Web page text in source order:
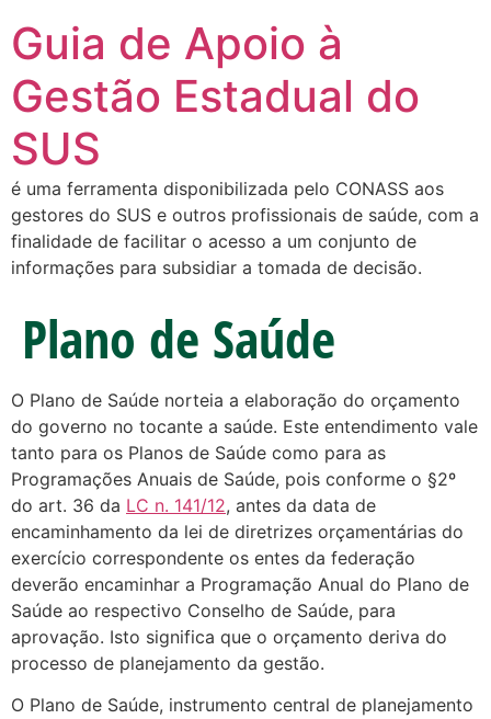
Guia de Apoio à
Gestão Estadual do
SUS
é uma ferramenta disponibilizada pelo CONASS aos
gestores do SUS e outros profissionais de saúde, com a
finalidade de facilitar o acesso a um conjunto de
informações para subsidiar a tomada de decisão.
Plano de Saúde
O Plano de Saúde norteia a elaboração do orçamento
do governo no tocante a saúde. Este entendimento vale
tanto para os Planos de Saúde como para as
Programações Anuais de Saúde, pois conforme o §2º
do art. 36 da LC n. 141/12, antes da data de
encaminhamento da lei de diretrizes orçamentárias do
exercício correspondente os entes da federação
deverão encaminhar a Programação Anual do Plano de
Saúde ao respectivo Conselho de Saúde, para
aprovação. Isto significa que o orçamento deriva do
processo de planejamento da gestão.
O Plano de Saúde, instrumento central de planejamento